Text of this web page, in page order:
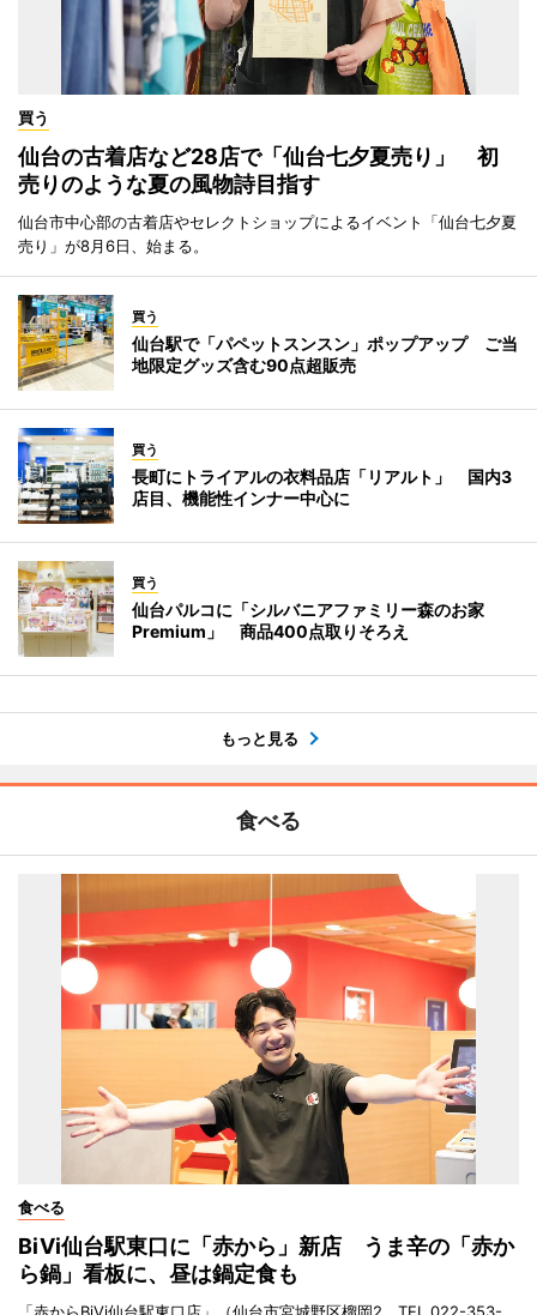
買う
仙台の古着店など28店で「仙台七夕夏売り」 初
売りのような夏の風物詩目指す
仙台市中心部の古着店やセレクトショップによるイベント「仙台七夕夏
売り」が8月6日、始まる。
買う
仙台駅で「パペットスンスン」ポップアップ ご当
地限定グッズ含む90点超販売
買う
長町にトライアルの衣料品店「リアルト」 国内3
店目、機能性インナー中心に
買う
仙台パルコに「シルバニアファミリー森のお家
Premium」 商品400点取りそろえ
もっと見る
食べる
食べる
BiVi仙台駅東口に「赤から」新店 うま辛の「赤か
ら鍋」看板に、昼は鍋定食も
「赤からBiVi仙台駅東口店」（仙台市宮城野区榴岡2、TEL 022-353-